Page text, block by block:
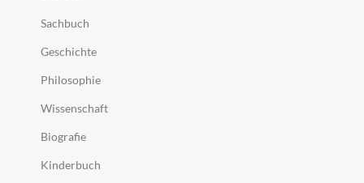
Sachbuch
Geschichte
Philosophie
Wissenschaft
Biografie
Kinderbuch